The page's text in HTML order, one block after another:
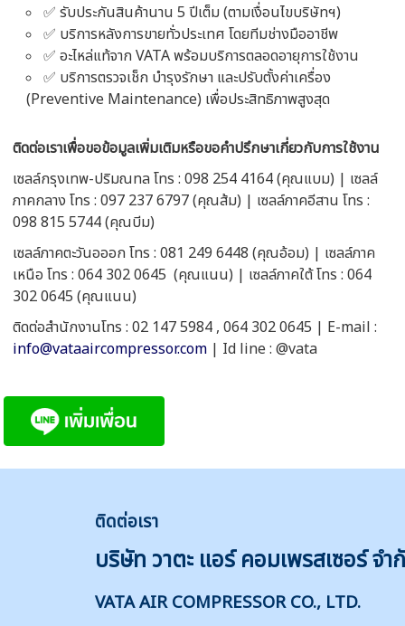
✅ รับประกันสินค้านาน 5 ปีเต็ม (ตามเงื่อนไขบริษัทฯ)
✅ บริการหลังการขายทั่วประเทศ โดยทีมช่างมืออาชีพ
✅ อะไหล่แท้จาก VATA พร้อมบริการตลอดอายุการใช้งาน
✅ บริการตรวจเช็ก บำรุงรักษา และปรับตั้งค่าเครื่อง
(Preventive Maintenance) เพื่อประสิทธิภาพสูงสุด
ติดต่อเราเพื่อขอข้อมูลเพิ่มเติมหรือขอคำปรึกษาเกี่ยวกับการใช้งาน
เซลล์กรุงเทพ-ปริมณทล โทร : 098 254 4164 (คุณแบม) | เซลล์
ภาคกลาง โทร : 097 237 6797 (คุณส้ม) | เซลล์ภาคอีสาน โทร :
098 815 5744 (คุณบีม)
เซลล์ภาคตะวันอออก โทร : 081 249 6448 (คุณอ้อม) | เซลล์ภาค
เหนือ โทร : 064 302 0645 (คุณแนน) | เซลล์ภาคใต้ โทร : 064
302 0645 (คุณแนน)
ติดต่อสำนักงานโทร : 02 147 5984 , 064 302 0645 | E-mail :
info@vataaircompressor.com | Id line : @vata
ติดต่อเรา
บริษัท วาตะ แอร์ คอมเพรสเซอร์ จำ
VATA AIR COMPRESSOR CO., LTD.